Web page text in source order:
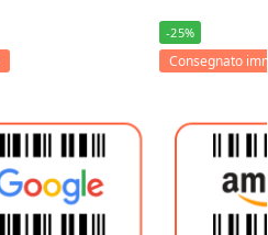
-25%
Consegnato